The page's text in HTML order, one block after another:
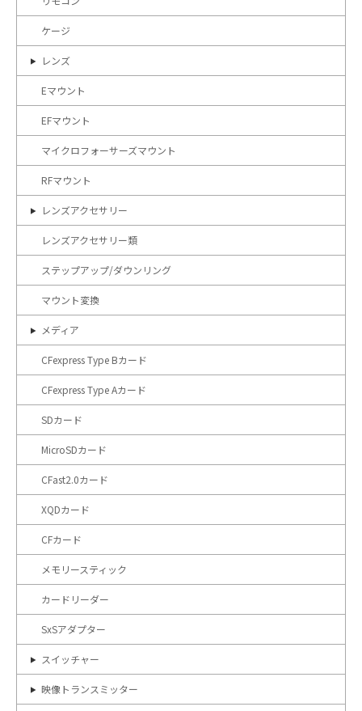
ケージ
レンズ
Eマウント
EFマウント
マイクロフォーサーズマウント
RFマウント
レンズアクセサリー
レンズアクセサリー類
ステップアップ/ダウンリング
マウント変換
メディア
CFexpress Type Bカード
CFexpress Type Aカード
SDカード
MicroSDカード
CFast2.0カード
XQDカード
CFカード
メモリースティック
カードリーダー
SxSアダプター
スイッチャー
映像トランスミッター